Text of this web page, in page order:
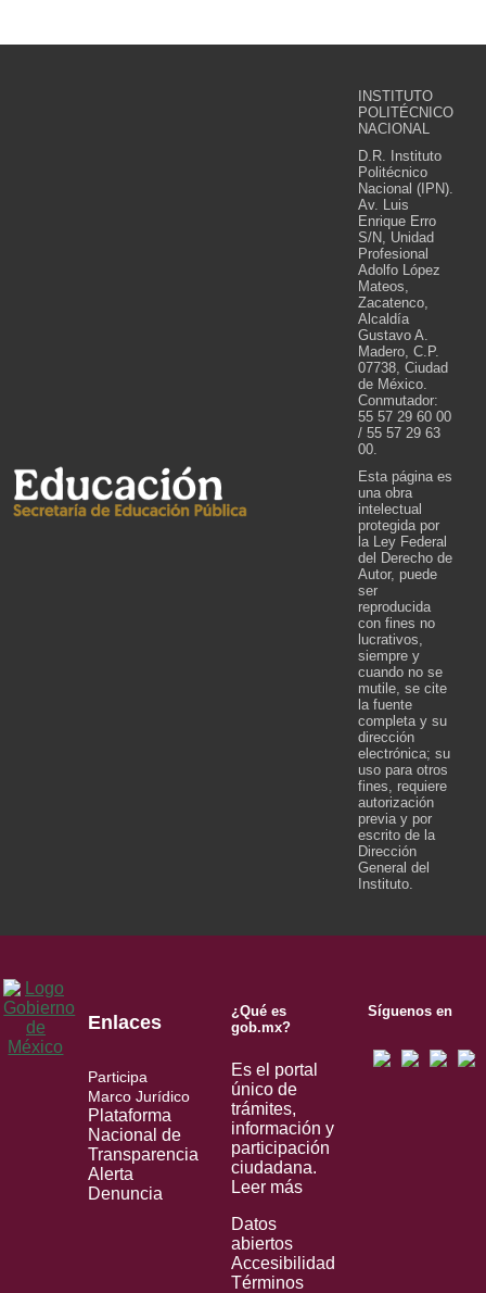
INSTITUTO
POLITÉCNICO
NACIONAL
D.R. Instituto
Politécnico
Nacional (IPN).
Av. Luis
Enrique Erro
S/N, Unidad
Profesional
Adolfo López
Mateos,
Zacatenco,
Alcaldía
Gustavo A.
Madero, C.P.
07738, Ciudad
de México.
Conmutador:
55 57 29 60 00
/ 55 57 29 63
00.
Esta página es
una obra
intelectual
protegida por
la Ley Federal
del Derecho de
Autor, puede
ser
reproducida
con fines no
lucrativos,
siempre y
cuando no se
mutile, se cite
la fuente
completa y su
dirección
electrónica; su
uso para otros
fines, requiere
autorización
previa y por
escrito de la
Dirección
General del
Instituto.
Enlaces
Participa
Marco Jurídico
Plataforma
Nacional de
Transparencia
Alerta
Denuncia
¿Qué es
gob.mx?
Es el portal
único de
trámites,
información y
participación
ciudadana.
Leer más
Datos
abiertos
Accesibilidad
Términos
Síguenos en